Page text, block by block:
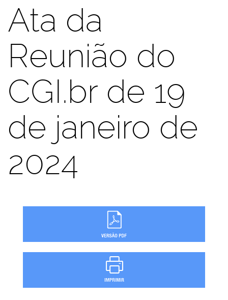
Ata da
Reunião do
CGI.br de 19
de janeiro de
2024